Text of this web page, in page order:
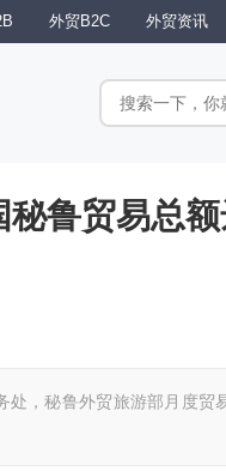
外贸B2C 外贸资讯
鲁贸易总
处，秘鲁外贸旅游部月度